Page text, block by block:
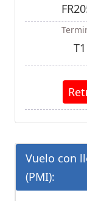
T1
Vuelo con
(PMI):